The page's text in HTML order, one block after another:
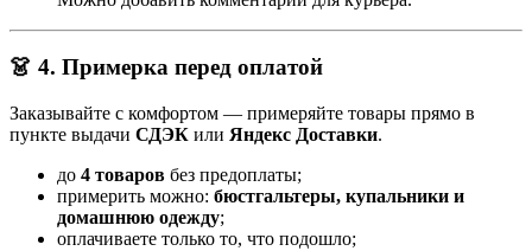
👗 4. Примерка перед оплатой
Заказывайте с комфортом — примеряйте товары прямо в
пункте выдачи СДЭК или Яндекс Доставки.
до 4 товаров без предоплаты;
примерить можно: бюстгальтеры, купальники и
домашнюю одежду;
оплачиваете только то, что подошло;